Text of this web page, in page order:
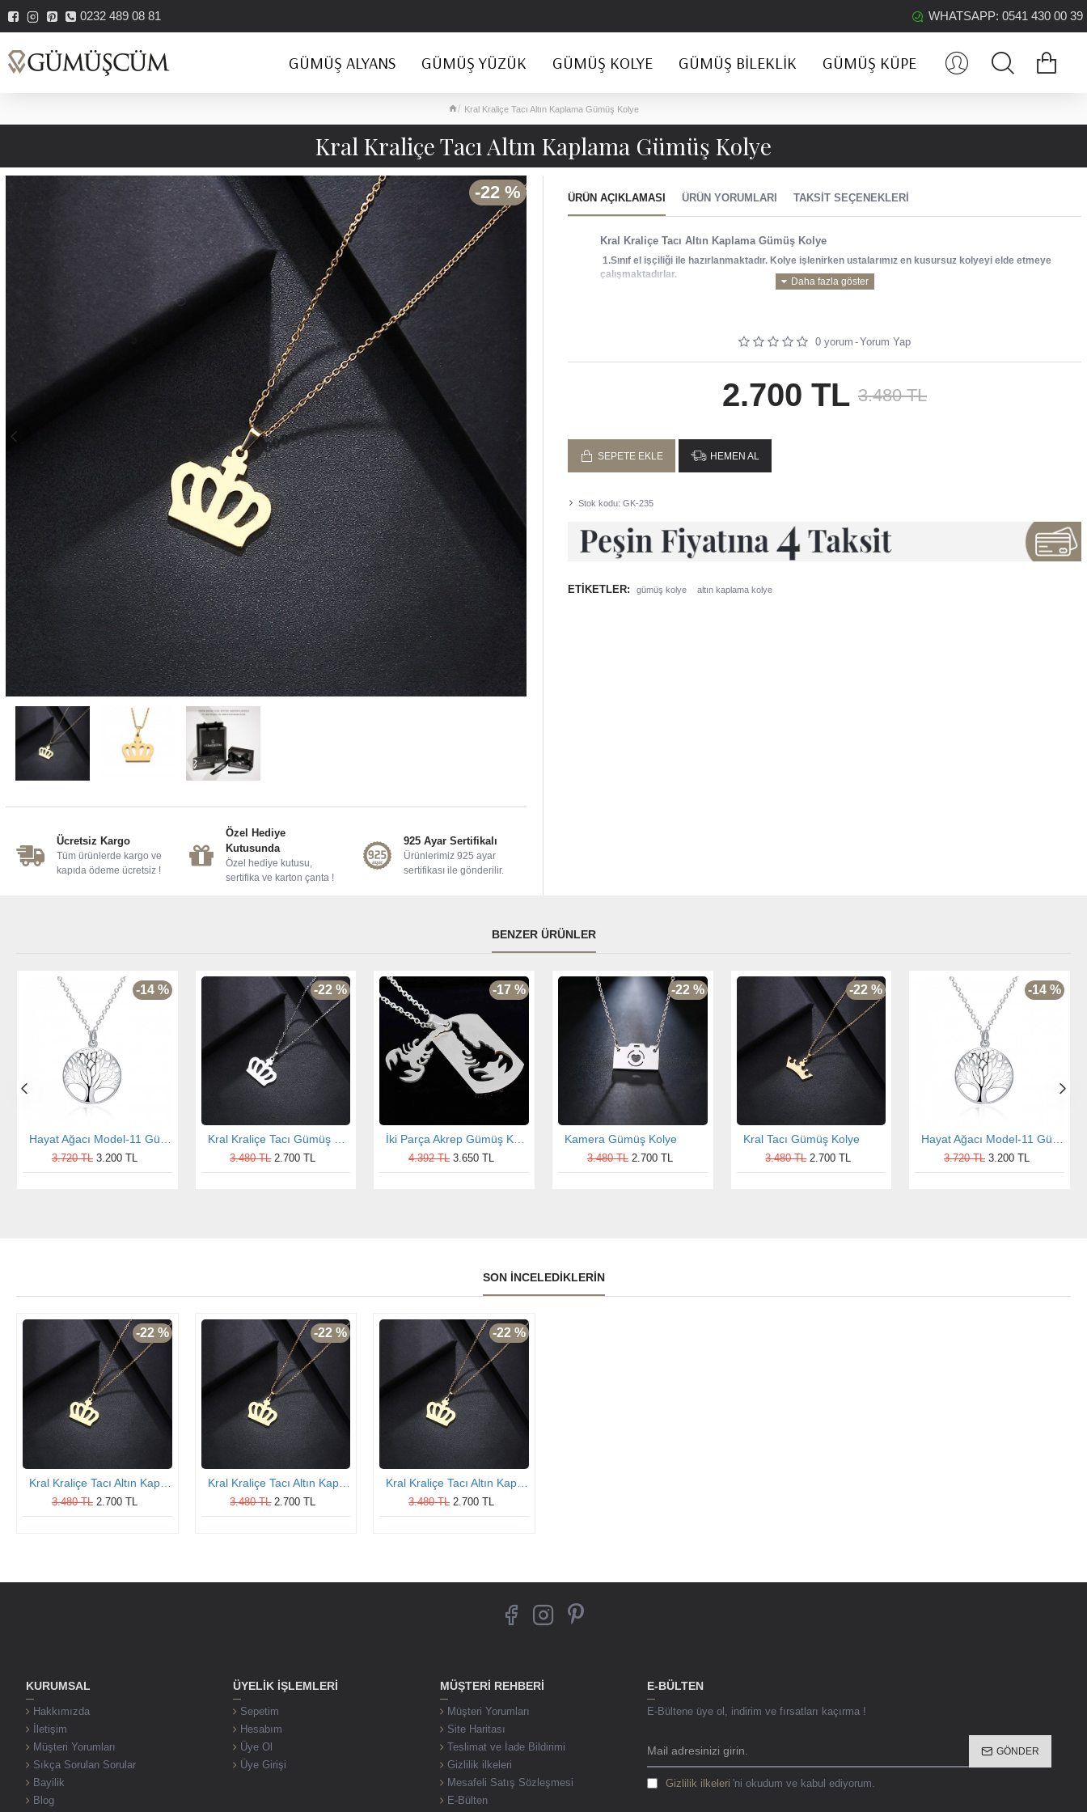
0232 489 08 81 WHATSAPP: 0541 430 00 39
GÜMÜŞ ALYANS GÜMÜŞ YÜZÜK GÜMÜŞ KOLYE GÜMÜŞ BILEKLIK GÜMÜŞ KÜPE
Kral Kraliçe Tacı Altın Kaplama Gümüş Kolye
Kral Kraliçe Tacı Altın Kaplama Gümüş Kolye
-22 %
Ücretsiz Kargo
Tüm ürünlerde kargo ve
kapıda ödeme ücretsiz !
Özel Hediye
Kutusunda
Özel hediye kutusu,
sertifika ve karton çanta !
925 Ayar Sertifikalı
Ürünlerimiz 925 ayar
sertifikası ile gönderilir.
ÜRÜN AÇIKLAMASI ÜRÜN YORUMLARI TAKSIT SEÇENEKLERI
Kral Kraliçe Tacı Altın Kaplama Gümüş Kolye
1.Sınıf el işçiliği ile hazırlanmaktadır. Kolye işlenirken ustalarımız en kusursuz kolyeyi elde etmeye
çalışmaktadırlar.
Özel kutusunda gelmektedir.
En geç 2 iş gününde kargoya verilir.
Stok kodu: GK-235
0 yorum -Yorum Yap
3.480 TL
2.700 TL
SEPETE EKLE HEMEN AL
ETIKETLER: gümüş kolye altın kaplama kolye
BENZER ÜRÜNLER
-14 %
Hayat Ağacı Model-11 Gümüş Kolye
3.720 TL 3.200 TL
-22 %
Kral Kraliçe Tacı Gümüş Kolye
3.480 TL 2.700 TL
-17 %
İki Parça Akrep Gümüş Kolye
4.392 TL 3.650 TL
-22 %
Kamera Gümüş Kolye
3.480 TL 2.700 TL
-22 %
Kral Tacı Gümüş Kolye
3.480 TL 2.700 TL
-14 %
Hayat Ağacı Model-11 Gümüş Kolye
3.720 TL 3.200 TL
SON İNCELEDIKLERIN
-22 %
3.480 TL 2.700 TL
-22 %
Kral Kraliçe Tacı Altın Kaplama Gümüş Kolye
3.480 TL 2.700 TL
-22 %
3.480 TL 2.700 TL
KURUMSAL
Hakkımızda
İletişim
Müşteri Yorumları
Sıkça Sorulan Sorular
Bayilik
Blog
ÜYELIK İŞLEMLERI
Sepetim
Hesabım
Üye Ol
Üye Girişi
MÜŞTERI REHBERI
Müşteri Yorumları
Site Haritası
Teslimat ve İade Bildirimi
Gizlilik ilkeleri
Mesafeli Satış Sözleşmesi
E-Bülten
E-BÜLTEN
E-Bültene üye ol, indirim ve fırsatları kaçırma !
GÖNDER
Gizlilik ilkeleri 'ni okudum ve kabul ediyorum.